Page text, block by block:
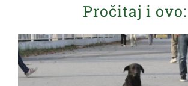
Pročitaj i ovo: